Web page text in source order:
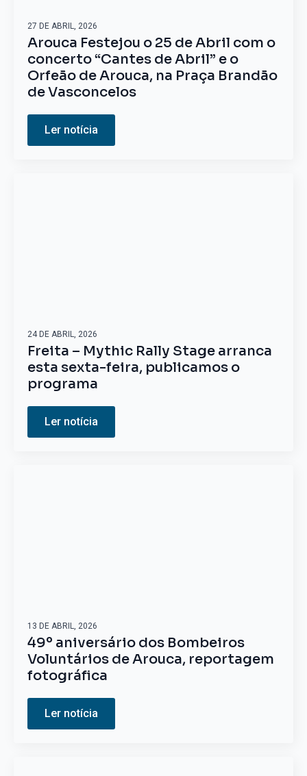
Arouca Festejou o 25 de Abril com o
concerto “Cantes de Abril” e o
Orfeão de Arouca, na Praça Brandão
de Vasconcelos
27 DE ABRIL, 2026
Ler notícia
Freita – Mythic Rally Stage arranca
esta sexta-feira, publicamos o
programa
24 DE ABRIL, 2026
Ler notícia
49º aniversário dos Bombeiros
Voluntários de Arouca, reportagem
fotográfica
13 DE ABRIL, 2026
Ler notícia